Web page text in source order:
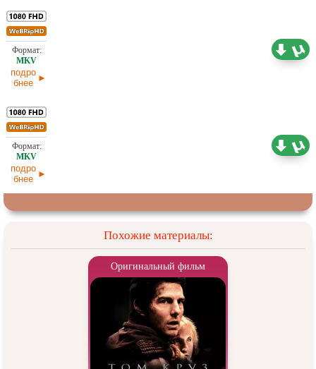
подро
бнее
подро
бнее
Похожие материалы:
Оригинальный фильм